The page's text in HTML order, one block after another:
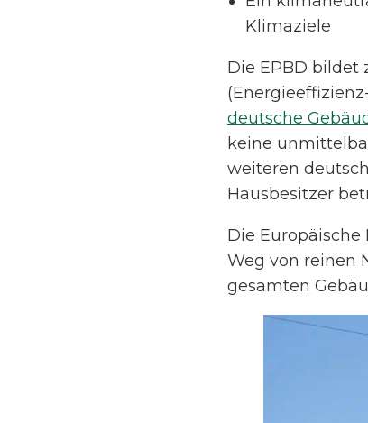
Klimaziele
Die EPBD bildet
deutsche
keine
weiteren
Hausbesitzer
Die
Weg von reinen
gesamten